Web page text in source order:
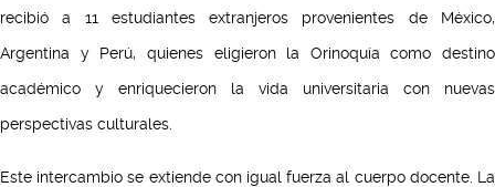
recibió a 11 estudiantes extranjeros provenientes de México,
Argentina y Perú, quienes eligieron la Orinoquía como destino
académico y enriquecieron la vida universitaria con nuevas
perspectivas culturales.
Este intercambio se extiende con igual fuerza al cuerpo docente. La